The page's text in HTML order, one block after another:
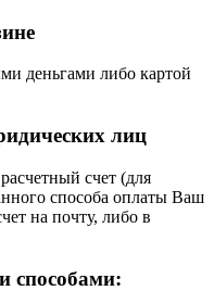
деньгами либо картой
лиц
счет (для
способа оплаты Ваш
на почту, либо в
способами: